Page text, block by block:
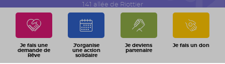
Je fais une
demande de
Rêve
J'organise
une action
solidaire
Je deviens
partenaire
Je fais un don
141 allée de Riottier
CS 7007 – Limas
69651 Villefranche sur Saône Cedex
04 74 06 30 00